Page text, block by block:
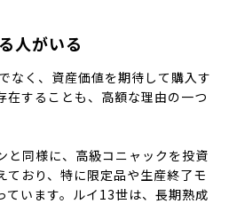
人がいる
なく、資産価値を期待して購入す
在することも、高額な理由の一つ
と同様に、高級コニャックを投資
ており、特に限定品や生産終了モ
ています。ルイ13世は、長期熟成